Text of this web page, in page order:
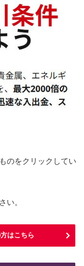
のをクリックしてい
い。
はこちら